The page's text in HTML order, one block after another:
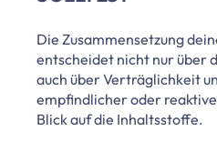
Die Zusammensetzung
entscheidet nicht nur über
auch über Verträglichkeit
empfindlicher oder
Blick auf die Inhaltsstoffe.